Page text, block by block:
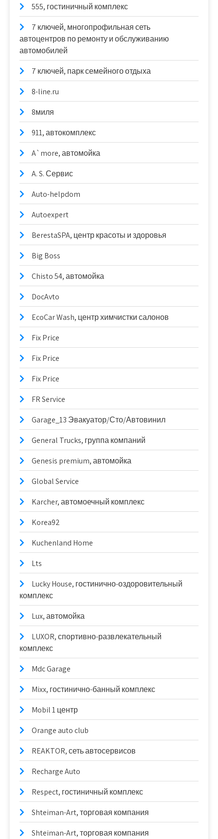
555, гостиничный комплекс
7 ключей, многопрофильная сеть
автоцентров по ремонту и обслуживанию
автомобилей
7 ключей, парк семейного отдыха
8-line.ru
8миля
911, автокомплекс
A`more, автомойка
A. S. Сервис
Auto-helpdom
Autoexpert
BerestaSPA, центр красоты и здоровья
Big Boss
Chisto 54, автомойка
DocAvto
EcoCar Wash, центр химчистки салонов
Fix Price
Fix Price
Fix Price
FR Service
Garage_13 Эвакуатор/Сто/Автовинил
General Trucks, группа компаний
Genesis premium, автомойка
Global Service
Karcher, автомоечный комплекс
Korea92
Kuchenland Home
Lts
Lucky House, гостинично-оздоровительный
комплекс
Lux, автомойка
LUXOR, спортивно-развлекательный
комплекс
Mdc Garage
Mixx, гостинично-банный комплекс
Mobil 1 центр
Orange auto club
REAKTOR, сеть автосервисов
Recharge Auto
Respect, гостиничный комплекс
Shteiman-Art, торговая компания
Shteiman-Art, торговая компания